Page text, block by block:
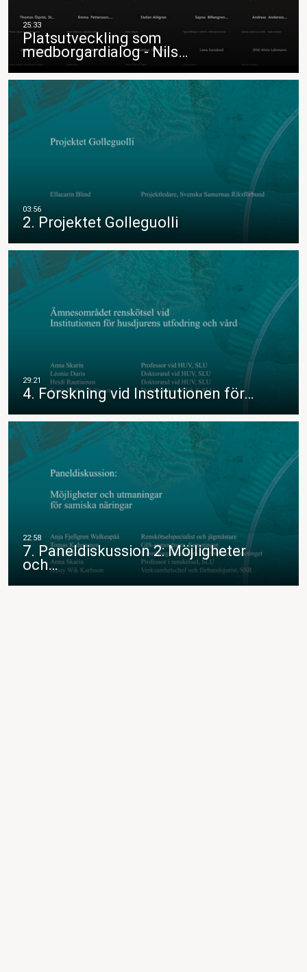
Platsutveckling som
medborgardialog - Nils…
2. Projektet Golleguolli
4. Forskning vid Institutionen för…
7. Paneldiskussion 2: Möjligheter
och…